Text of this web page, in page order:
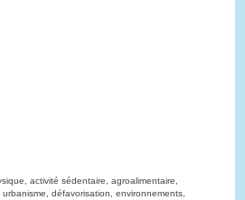
activité sédentaire, agroalimentaire,
défavorisation, environnements,